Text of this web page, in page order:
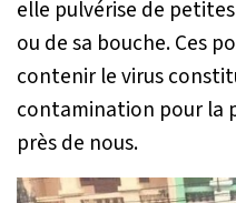
elle pulvérise de
ou de sa bouche. Ces
contenir le virus
contamination pour la
près de nous.